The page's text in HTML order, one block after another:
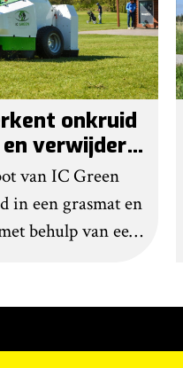
onkruid
verwijdert
van IC Green
in een grasmat en
behulp van een
uitgeput. Na wat